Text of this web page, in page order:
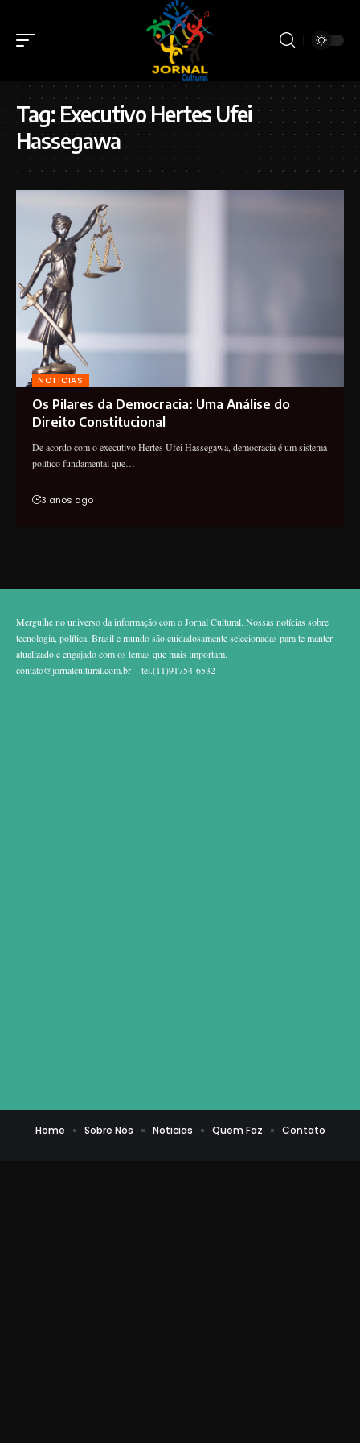
Tag: Executivo Hertes Ufei
Hassegawa
NOTICIAS
Os Pilares da Democracia: Uma Análise do
Direito Constitucional
De acordo com o executivo Hertes Ufei Hassegawa, democracia é um sistema
político fundamental que…
3 anos ago
Mergulhe no universo da informação com o Jornal Cultural. Nossas notícias sobre
tecnologia, política, Brasil e mundo são cuidadosamente selecionadas para te manter
atualizado e engajado com os temas que mais importam.
contato@jornalcultural.com.br – tel.(11)91754-6532
Home Sobre Nós Noticias Quem Faz Contato